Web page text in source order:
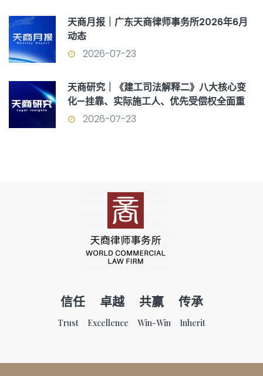
天商月报｜广东天商律师事务所2026年6月
动态
2026-07-23
天商研究｜《建工司法解释二》八大核心变
化—挂靠、实际施工人、优先受偿权全面重
构
2026-07-23
信任 卓越 共赢 传承
Trust Excellence Win-Win Inherit